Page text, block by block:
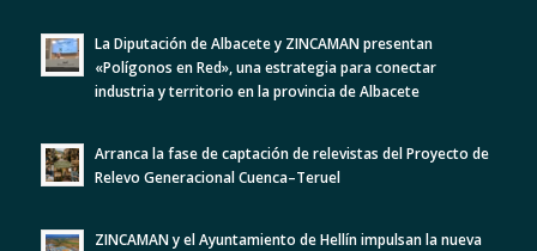
La Diputación de Albacete y ZINCAMAN presentan
«Polígonos en Red», una estrategia para conectar
industria y territorio en la provincia de Albacete
Arranca la fase de captación de relevistas del Proyecto de
Relevo Generacional Cuenca–Teruel
ZINCAMAN y el Ayuntamiento de Hellín impulsan la nueva